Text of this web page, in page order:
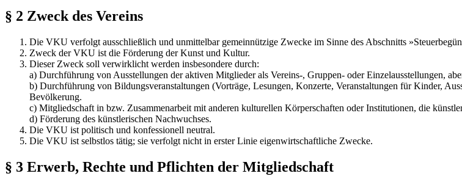
§ 2 Zweck des Vereins
Die VKU verfolgt ausschließlich und unmittelbar gemeinnützige Zwecke im Sinne des Abschnitts
Zweck der VKU ist die Förderung der Kunst und Kultur.
Dieser Zweck soll verwirklicht werden insbesondere durch:
a) Durchführung von Ausstellungen der aktiven Mitglieder als Vereins-, Gruppen- oder Einzelausstellungen,
b) Durchführung von Bildungsveranstaltungen (Vorträge, Lesungen, Konzerte, Veranstaltungen für Kinder,
Bevölkerung.
c) Mitgliedschaft in bzw. Zusammenarbeit mit anderen kulturellen Körperschaften oder Institutionen, die
d) Förderung des künstlerischen Nachwuchses.
Die VKU ist politisch und konfessionell neutral.
Die VKU ist selbstlos tätig; sie verfolgt nicht in erster Linie eigenwirtschaftliche Zwecke.
§ 3 Erwerb, Rechte und Pflichten der Mitgliedschaft